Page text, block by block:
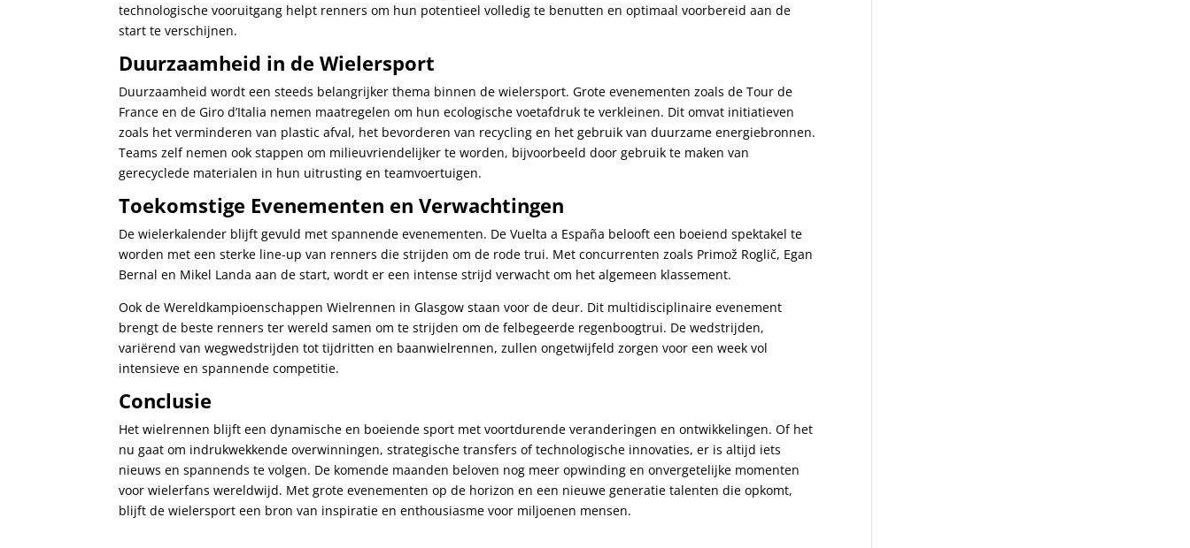
technologische vooruitgang helpt renners om hun potentieel volledig te benutten en optimaal voorbereid aan de
start te verschijnen.
Duurzaamheid in de Wielersport
Duurzaamheid wordt een steeds belangrijker thema binnen de wielersport. Grote evenementen zoals de Tour de
France en de Giro d’Italia nemen maatregelen om hun ecologische voetafdruk te verkleinen. Dit omvat initiatieven
zoals het verminderen van plastic afval, het bevorderen van recycling en het gebruik van duurzame energiebronnen.
Teams zelf nemen ook stappen om milieuvriendelijker te worden, bijvoorbeeld door gebruik te maken van
gerecyclede materialen in hun uitrusting en teamvoertuigen.
Toekomstige Evenementen en Verwachtingen
De wielerkalender blijft gevuld met spannende evenementen. De Vuelta a España belooft een boeiend spektakel te
worden met een sterke line-up van renners die strijden om de rode trui. Met concurrenten zoals Primož Roglič, Egan
Bernal en Mikel Landa aan de start, wordt er een intense strijd verwacht om het algemeen klassement.
Ook de Wereldkampioenschappen Wielrennen in Glasgow staan voor de deur. Dit multidisciplinaire evenement
brengt de beste renners ter wereld samen om te strijden om de felbegeerde regenboogtrui. De wedstrijden,
variërend van wegwedstrijden tot tijdritten en baanwielrennen, zullen ongetwijfeld zorgen voor een week vol
intensieve en spannende competitie.
Conclusie
Het wielrennen blijft een dynamische en boeiende sport met voortdurende veranderingen en ontwikkelingen. Of het
nu gaat om indrukwekkende overwinningen, strategische transfers of technologische innovaties, er is altijd iets
nieuws en spannends te volgen. De komende maanden beloven nog meer opwinding en onvergetelijke momenten
voor wielerfans wereldwijd. Met grote evenementen op de horizon en een nieuwe generatie talenten die opkomt,
blijft de wielersport een bron van inspiratie en enthousiasme voor miljoenen mensen.